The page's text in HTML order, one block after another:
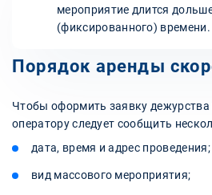
мероприятие длится
(фиксированного) времени.
Порядок аренды
Чтобы оформить заявку
оператору следует сообщить
дата, время и адрес проведения;
вид массового мероприятия;